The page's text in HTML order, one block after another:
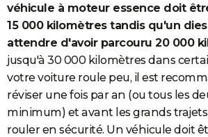
véhicule à moteur essence doit
15 000 kilomètres tandis qu'un
attendre d'avoir parcouru 20 000
jusqu'à 30 000 kilomètres dans
votre voiture roule peu, il est
réviser une fois par an (ou tous les
minimum) et avant les grands
rouler en sécurité. Un véhicule doit